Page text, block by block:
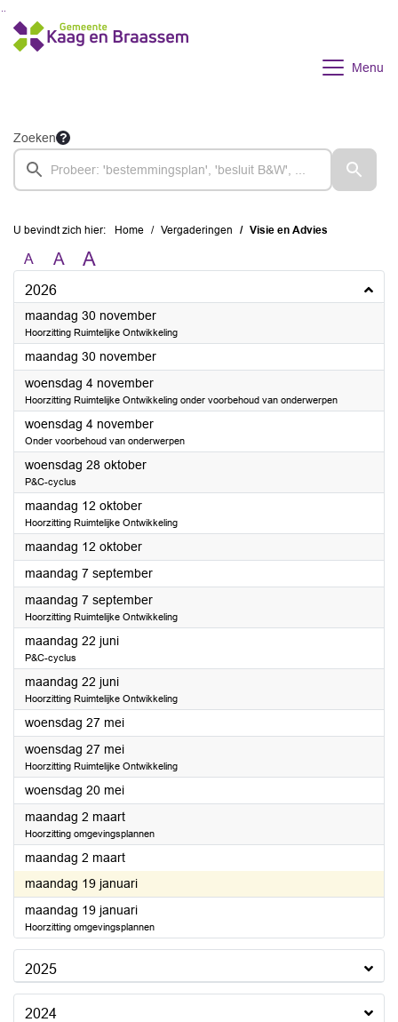
Ga naar de inhoud van deze pagina
Ga naar het zoeken
Ga naar het menu
Menu
Zoeken
U bevindt zich hier: Home Vergaderingen Visie en Advies
A A A
2026
maandag 30 november2026
Hoorzitting Ruimtelijke Ontwikkeling
maandag 30 november2026
woensdag 4 november2026
Hoorzitting Ruimtelijke Ontwikkeling onder voorbehoud van onderwerpen
woensdag 4 november2026
Onder voorbehoud van onderwerpen
woensdag 28 oktober2026
P&C-cyclus
maandag 12 oktober2026
Hoorzitting Ruimtelijke Ontwikkeling
maandag 12 oktober2026
maandag 7 september2026
maandag 7 september2026
Hoorzitting Ruimtelijke Ontwikkeling
maandag 22 juni2026
P&C-cyclus
maandag 22 juni2026
Hoorzitting Ruimtelijke Ontwikkeling
woensdag 27 mei2026
woensdag 27 mei2026
Hoorzitting Ruimtelijke Ontwikkeling
woensdag 20 mei2026
maandag 2 maart2026
Hoorzitting omgevingsplannen
maandag 2 maart2026
maandag 19 januari2026
maandag 19 januari2026
Hoorzitting omgevingsplannen
2025
2024